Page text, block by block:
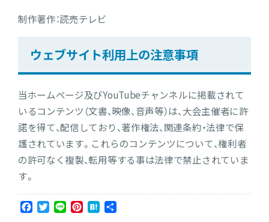
制作著作：読売テレビ
ウェブサイト利用上の注意事項
当ホームページ及びYouTubeチャンネルに掲載されて
いるコンテンツ（文書、映像、音声等）は、大会主催者に許
諾を得て、配信しており、著作権法、関連条約・法律で保
護されています。これらのコンテンツについて、権利者
の許可なく複製、転用等する事は法律で禁止されていま
す。
Facebook
Twitter
LinePinterest
Hatena
共